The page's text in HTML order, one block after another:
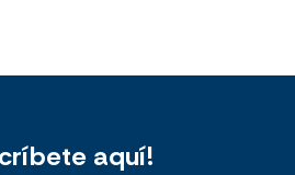
aquí!